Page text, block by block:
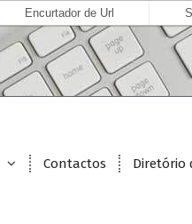
Encurtador de Url
Contactos Diretório